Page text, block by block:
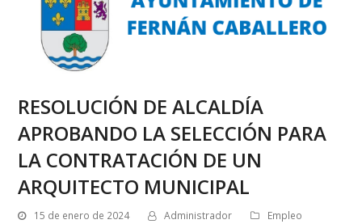
RESOLUCIÓN DE ALCALDÍA
APROBANDO LA SELECCIÓN PARA
LA CONTRATACIÓN DE UN
ARQUITECTO MUNICIPAL
15 de enero de 2024 Administrador Empleo